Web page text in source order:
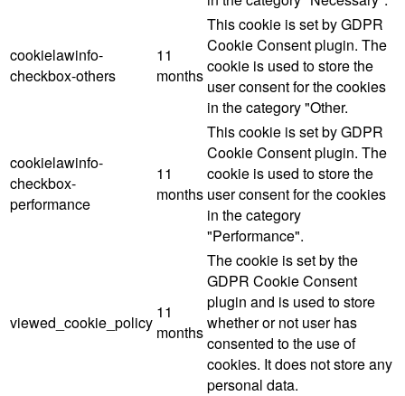
cookielawinfo-
checkbox-others
11
months
This cookie is set by GDPR
Cookie Consent plugin. The
cookie is used to store the
user consent for the cookies
in the category "Other.
cookielawinfo-
checkbox-
performance
11
months
This cookie is set by GDPR
Cookie Consent plugin. The
cookie is used to store the
user consent for the cookies
in the category
"Performance".
viewed_cookie_policy
11
months
The cookie is set by the
GDPR Cookie Consent
plugin and is used to store
whether or not user has
consented to the use of
cookies. It does not store any
personal data.